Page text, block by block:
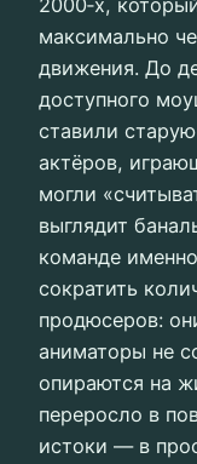
2000‑х,
максимально
движения. До
доступного
ставили
актёров,
могли
выглядит
команде
сократить
продюсеров:
аниматоры не
опираются на
переросло в
истоки — в